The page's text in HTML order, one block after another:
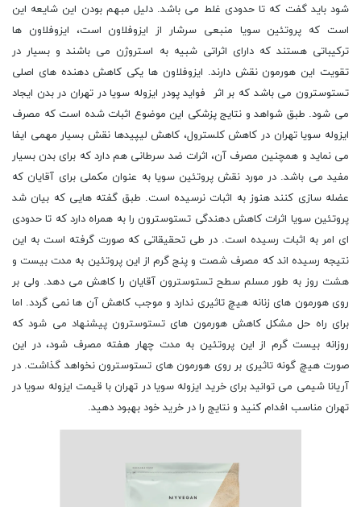
شود باید گفت که تا حدودی غلط می باشد. دلیل مبهم بودن این شایعه این
است که پروتئین سویا منبعی سرشار از ایزوفلاون است، ایزوفلاون ها
ترکیباتی هستند که دارای اثراتی شبیه به استروژن می باشند و بسیار در
تقویت این هورمون نقش دارند. ایزوفلاون ها یکی کاهش دهنده های اصلی
تستوسترون می باشد که بر اثر فواید پودر ایزوله سویا در تهران در بدن ایجاد
می شود. طبق شواهد و نتایج پزشکی این موضوع اثبات شده است که مصرف
ایزوله سویا تهران در کاهش کلسترول، کاهش لیپیدها نقش بسیار مهمی ایفا
می نماید و همچنین مصرف آن، اثرات ضد سرطانی هم دارد که برای بدن بسیار
مفید می باشد. در مورد نقش پروتئین سویا به عنوان مکملی برای آقایان که
عضله سازی کنند هنوز به اثبات نرسیده است. طبق گفته هایی که بیان شد
پروتئین سویا اثرات کاهش دهندگی تستوسترون را به همراه دارد که تا حدودی
ای امر به اثبات رسیده است. در طی تحقیقاتی که صورت گرفته است به این
نتیجه رسیده اند که مصرف شصت و پنج گرم از این پروتئین به مدت بیست و
هشت روز به طور مسلم سطح تستوسترون آقایان را کاهش می دهد. ولی بر
روی هورمون های زنانه هیچ تاثیری ندارد و موجب کاهش آن ها نمی گردد. اما
برای راه حل مشکل کاهش هورمون های تستوسترون پیشنهاد می شود که
روزانه بیست گرم از این پروتئین به مدت چهار هفته مصرف شود، در این
صورت هیچ گونه تاثیری بر روی هورمون های تستوسترون نخواهد گذاشت. در
آریانا شیمی می توانید برای خرید ایزوله سویا در تهران با قیمت ایزوله سویا در
تهران مناسب افدام کنید و نتایج را در خرید خود بهبود دهید.